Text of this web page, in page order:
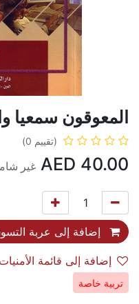
المعوقون سمعيا
(تقييم 0)
40.00 غير
إضافة إلى عربة
إضافة إلى قائمة الأمنيات
تربية خاصة